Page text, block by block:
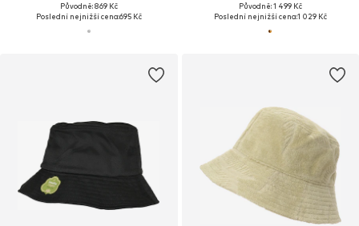
Původně: 869 Kč
Poslední nejnižší cena:695 Kč
Původně: 1 499 Kč
Poslední nejnižší cena:1 029 Kč